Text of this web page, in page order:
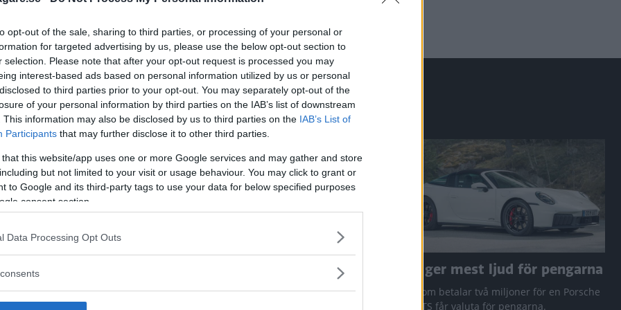
opt-out of the sale, sharing to third parties, or processing of your personal or
for targeted advertising by us, please use the below opt-out section to
selection. Please note that after your opt-out request is processed you may
interest-based ads based on personal information utilized by us or personal
to third parties prior to your opt-out. You may separately opt-out of the
of your personal information by third parties on the IAB’s list of downstream
This information may also be disclosed by us to third parties on the IAB’s List of
Participants that may further disclose it to other third parties.
that this website/app uses one or more Google services and may gather and store
but not limited to your visit or usage behaviour. You may click to grant or
to Google and its third-party tags to use your data for below specified purposes
consent section.
Data Processing Opt Outs
att bli ny favorit”
kombibilar har
nu på av eldrivna Toyota
Så står sig nya Toyota RAV4
Vi ställe nykomlingen mot Audi Q3 och
Den ger mest ljud för pengarna
Den som betalar två miljoner för en Porsche
911 GTS får valuta för pengarna.